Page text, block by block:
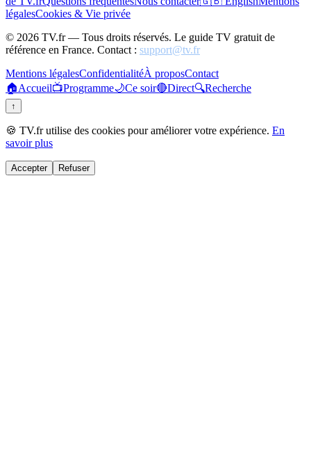
légalesCookies & Vie privée
© 2026 TV.fr — Tous droits réservés. Le guide TV gratuit de
référence en France. Contact : support@tv.fr
Mentions légalesConfidentialitéÀ proposContact
🏠Accueil📺Programme🌙Ce soir🔴Direct🔍Recherche
↑
🍪 TV.fr utilise des cookies pour améliorer votre expérience. En
savoir plus
Accepter Refuser